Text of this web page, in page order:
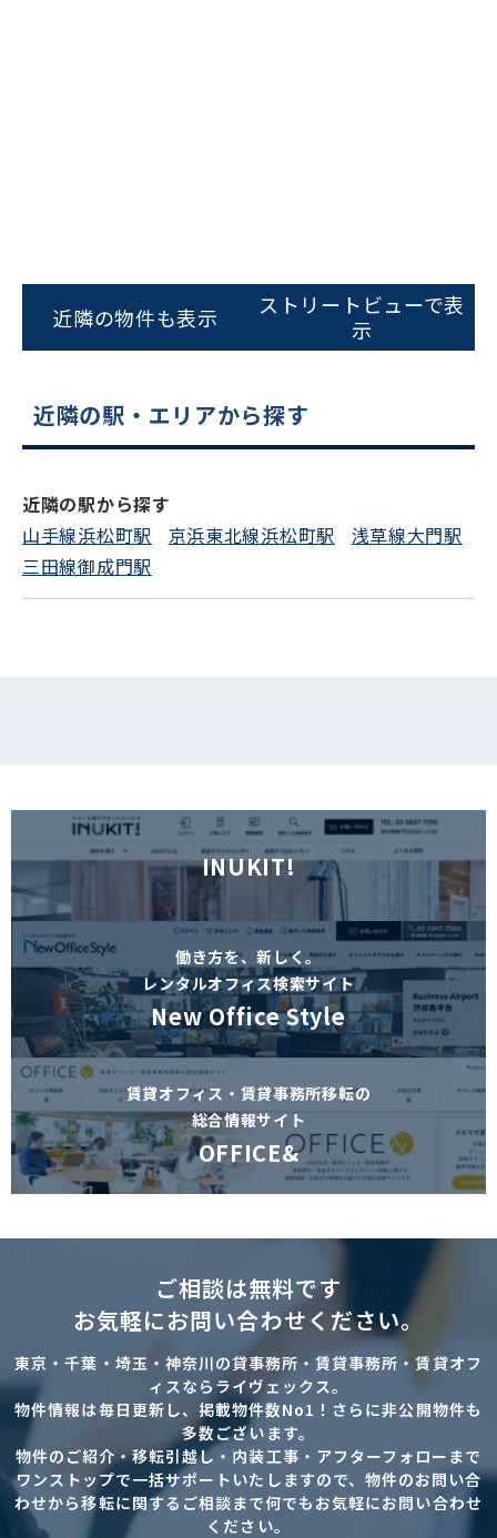
フォームでお問い合わせ
近隣の物件も表示
ストリートビューで表
示
近隣の駅・エリアから探す
近隣の駅から探す
山手線浜松町駅
京浜東北線浜松町駅
浅草線大門駅
三田線御成門駅
INUKIT!
働き方を、新しく。
レンタルオフィス検索サイト
New Office Style
賃貸オフィス・賃貸事務所移転の
総合情報サイト
OFFICE&
ご相談は無料です
お気軽にお問い合わせください。
東京・千葉・埼玉・神奈川の貸事務所・賃貸事務所・賃貸オフ
ィスならライヴェックス。
物件情報は毎日更新し、掲載物件数No1！さらに非公開物件も
多数ございます。
物件のご紹介・移転引越し・内装工事・アフターフォローまで
ワンストップで一括サポートいたしますので、物件のお問い合
わせから移転に関するご相談まで何でもお気軽にお問い合わせ
ください。